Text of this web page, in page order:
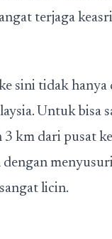
masih
sini tidak hanya
Untuk bisa
km dari pusat
licin.